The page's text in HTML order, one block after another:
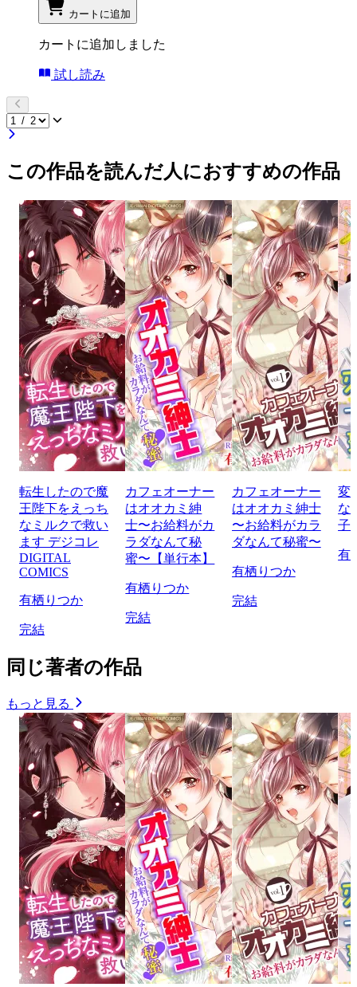
カートに追加
カートに追加しました
試し読み
この作品を読んだ人におすすめの作品
転生したので魔
王陛下をえっち
なミルクで救い
ます デジコレ
DIGITAL
COMICS
有栖りつか
完結
カフェオーナー
はオオカミ紳
士〜お給料がカ
ラダなんて秘
蜜〜【単行本】
有栖りつか
完結
カフェオーナー
はオオカミ紳士
〜お給料がカラ
ダなんて秘蜜〜
有栖りつか
完結
変
な
子
有
同じ著者の作品
もっと見る